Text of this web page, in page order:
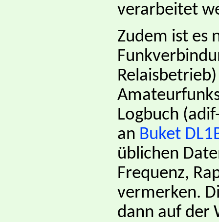
verarbeitet
Zudem ist es
Logbuch
an Buket
üblichen
Frequenz,
vermerken.
dann auf der